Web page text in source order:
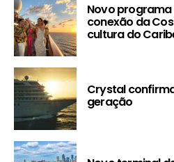
Novo programa
conexão da
cultura do
Crystal
geração